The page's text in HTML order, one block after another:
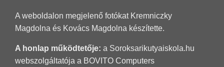
A weboldalon megjelenő fotókat Kremniczky
Magdolna és Kovács Magdolna készítette.
A honlap működtetője: a Soroksarikutyaiskola.hu
webszolgáltatója a BOVITO Computers